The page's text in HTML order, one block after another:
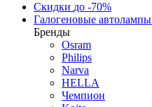
Скидки до -70%
Галогеновые автолампы
Бренды
Osram
Philips
Narva
HELLA
Чемпион